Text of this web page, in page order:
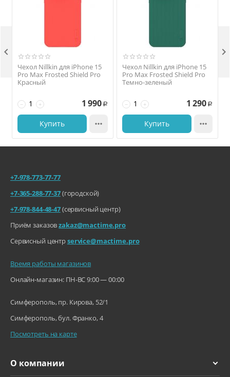
Чехол Nillkin для iPhone 15
Pro Max Frosted Shield Pro
Красный
+
− 1 990 Р
Купить 
Чехол Nillkin для iPhone 15
Pro Max Frosted Shield Pro
Темно-зеленый
+
− 1 290 Р
Купить 
 
О компании
+7-978-773-77-77
+7-365-288-77-37(городской)
+7-978-844-48-47(сервисный центр)
Приём заказовzakaz@mactime.pro
Сервисный центрservice@mactime.pro
Время работы магазинов
Онлайн-магазин: ПН-ВС 9:00 — 00:00
Симферополь, пр. Кирова, 52/1
Симферополь, бул. Франко, 4
Посмотреть на карте